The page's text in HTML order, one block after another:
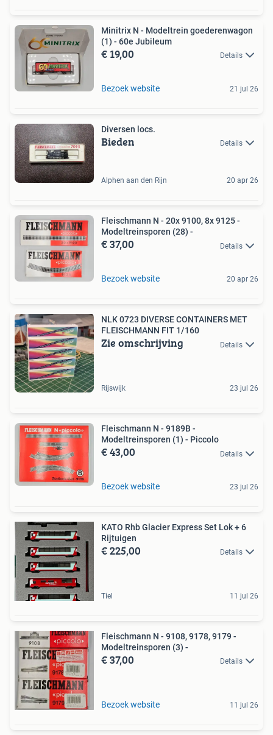
Minitrix N - Modeltrein goederenwagon
(1) - 60e Jubileum
€ 19,00 Details
Bezoek website 21 jul 26
Diversen locs.
Bieden Details
Alphen aan den Rijn 20 apr 26
Fleischmann N - 20x 9100, 8x 9125 -
Modeltreinsporen (28) -
€ 37,00 Details
Bezoek website 20 apr 26
NLK 0723 DIVERSE CONTAINERS MET
FLEISCHMANN FIT 1/160
Zie omschrijving Details
Rijswijk 23 jul 26
Fleischmann N - 9189B -
Modeltreinsporen (1) - Piccolo
€ 43,00 Details
Bezoek website 23 jul 26
KATO Rhb Glacier Express Set Lok + 6
Rijtuigen
€ 225,00 Details
Tiel 11 jul 26
Fleischmann N - 9108, 9178, 9179 -
Modeltreinsporen (3) -
€ 37,00 Details
Bezoek website 11 jul 26